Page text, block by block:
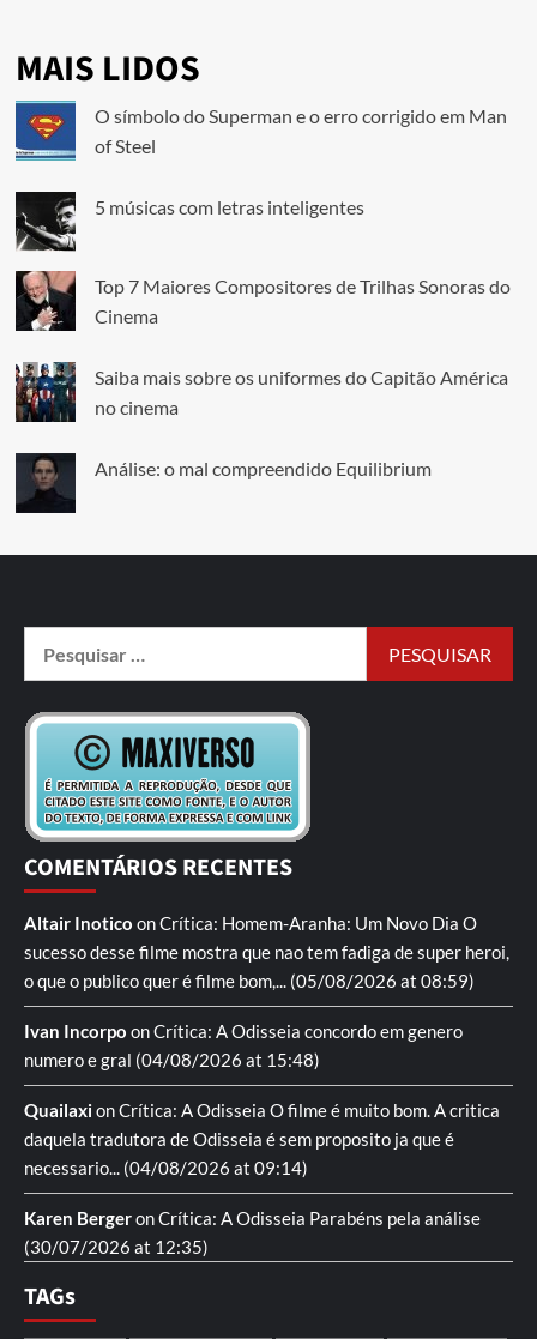
MAIS LIDOS
O símbolo do Superman e o erro corrigido em Man
of Steel
5 músicas com letras inteligentes
Top 7 Maiores Compositores de Trilhas Sonoras do
Cinema
Saiba mais sobre os uniformes do Capitão América
no cinema
Análise: o mal compreendido Equilibrium
COMENTÁRIOS RECENTES
Altair Inotico onCrítica: Homem-Aranha: Um Novo Dia O
sucesso desse filme mostra que nao tem fadiga de super heroi,
o que o publico quer é filme bom,... (05/08/2026 at 08:59)
Ivan Incorpo onCrítica: A Odisseia concordo em genero
numero e gral (04/08/2026 at 15:48)
QuailaxionCrítica: A Odisseia O filme é muito bom. A critica
daquela tradutora de Odisseia é sem proposito ja que é
necessario... (04/08/2026 at 09:14)
Karen BergeronCrítica: A Odisseia Parabéns pela análise
(30/07/2026 at 12:35)
TAGs